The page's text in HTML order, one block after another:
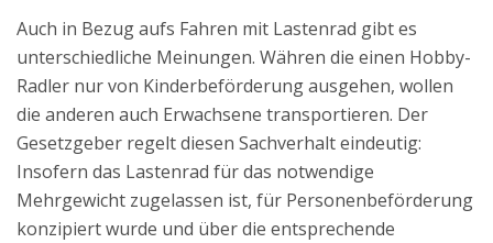
Auch in Bezug aufs Fahren mit Lastenrad gibt es
unterschiedliche Meinungen. Währen die einen Hobby-
Radler nur von Kinderbeförderung ausgehen, wollen
die anderen auch Erwachsene transportieren. Der
Gesetzgeber regelt diesen Sachverhalt eindeutig:
Insofern das Lastenrad für das notwendige
Mehrgewicht zugelassen ist, für Personenbeförderung
konzipiert wurde und über die entsprechende